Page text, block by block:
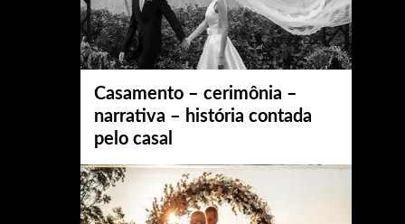
Casamento – cerimônia –
narrativa – história contada
pelo casal